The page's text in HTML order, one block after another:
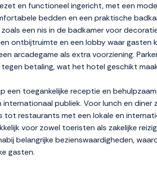
en functioneel ingericht, met een
bedden en een praktische
een nis in de badkamer voor
ontbijtruimte en een lobby waar gasten
arcadegame als extra voorziening.
betaling, wat het hotel geschikt
een toegankelijke receptie en
publiek. Voor lunch en diner
tot restaurants met een lokale en
voor zowel toeristen als zakelijke
belangrijke bezienswaardigheden,
gasten.